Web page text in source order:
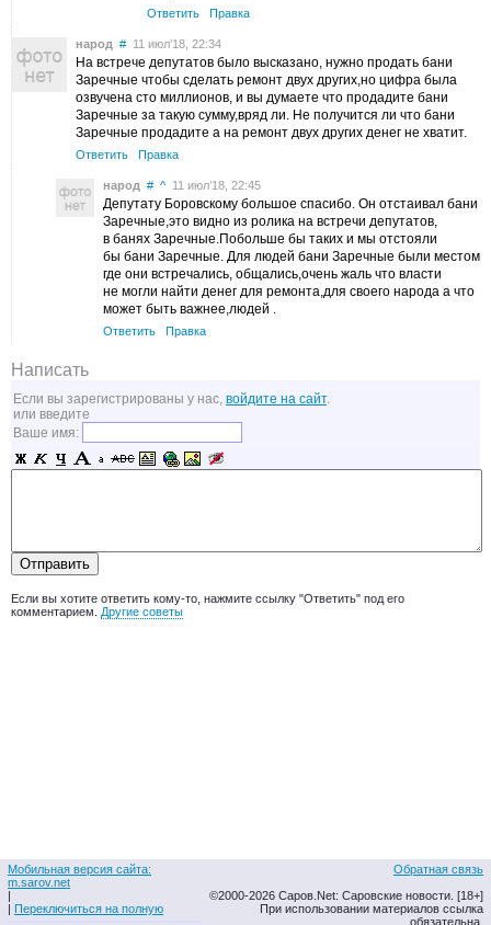
Ответить Правка
народ # 11 июл’18, 22:34
На встрече депутатов было высказано, нужно продать бани
Заречные чтобы сделать ремонт двух других,но цифра была
озвучена сто миллионов, и вы думаете что продадите бани
Заречные за такую сумму,вряд ли. Не получится ли что бани
Заречные продадите а на ремонт двух других денег не хватит.
Ответить Правка
народ # ^ 11 июл’18, 22:45
Депутату Боровскому большое спасибо. Он отстаивал бани
Заречные,это видно из ролика на встречи депутатов,
в банях Заречные.Побольше бы таких и мы отстояли
бы бани Заречные. Для людей бани Заречные были местом
где они встречались, общались,очень жаль что власти
не могли найти денег для ремонта,для своего народа а что
может быть важнее,людей .
Ответить Правка
Написать
Если вы зарегистрированы у нас, войдите на сайт.
или введите
Ваше имя:
Если вы хотите ответить кому-то, нажмите ссылку "Ответить" под его
комментарием. Другие советы
Мобильная версия сайта:
m.sarov.net
|
| Переключиться на полную
Обратная связь
©2000-2026 Саров.Net: Саровские новости. [18+]
При использовании материалов ссылка
обязательна.